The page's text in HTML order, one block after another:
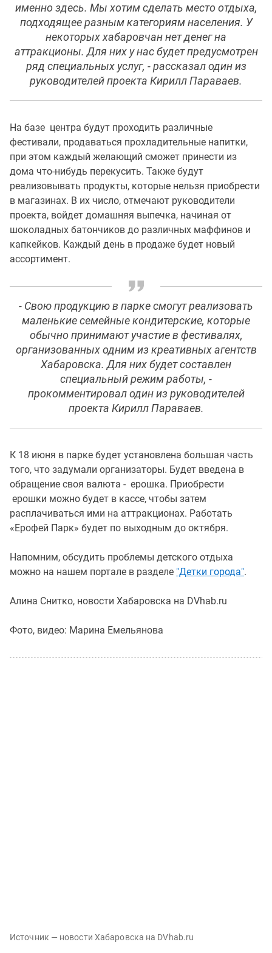
именно здесь. Мы хотим сделать место отдыха,
подходящее разным категориям населения. У
некоторых хабаровчан нет денег на
аттракционы. Для них у нас будет предусмотрен
ряд специальных услуг, - рассказал один из
руководителей проекта Кирилл Параваев.
На базе центра будут проходить различные
фестивали, продаваться прохладительные напитки,
при этом каждый желающий сможет принести из
дома что-нибудь перекусить. Также будут
реализовывать продукты, которые нельзя приобрести
в магазинах. В их число, отмечают руководители
проекта, войдет домашняя выпечка, начиная от
шоколадных батончиков до различных маффинов и
капкейков. Каждый день в продаже будет новый
ассортимент.
- Свою продукцию в парке смогут реализовать
маленькие семейные кондитерские, которые
обычно принимают участие в фестивалях,
организованных одним из креативных агентств
Хабаровска. Для них будет составлен
специальный режим работы, -
прокомментировал один из руководителей
проекта Кирилл Параваев.
К 18 июня в парке будет установлена большая часть
того, что задумали организаторы. Будет введена в
обращение своя валюта - ерошка. Приобрести
ерошки можно будет в кассе, чтобы затем
расплачиваться ими на аттракционах. Работать
«Ерофей Парк» будет по выходным до октября.
Напомним, обсудить проблемы детского отдыха
можно на нашем портале в разделе "Детки города".
Алина Снитко, новости Хабаровска на DVhab.ru
Фото, видео: Марина Емельянова
Источник — новости Хабаровска на DVhab.ru